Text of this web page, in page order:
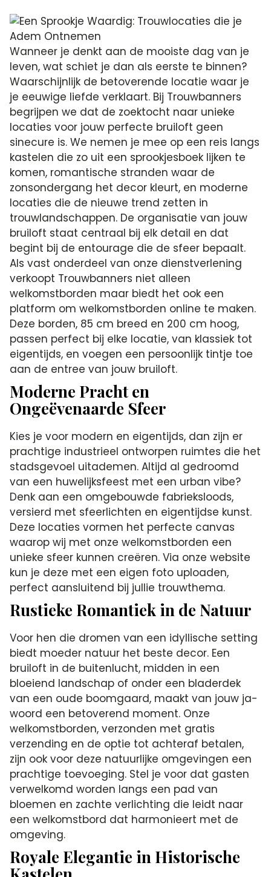
Wanneer je denkt aan de mooiste dag van je
leven, wat schiet je dan als eerste te binnen?
Waarschijnlijk de betoverende locatie waar je
je eeuwige liefde verklaart. Bij Trouwbanners
begrijpen we dat de zoektocht naar unieke
locaties voor jouw perfecte bruiloft geen
sinecure is. We nemen je mee op een reis langs
kastelen die zo uit een sprookjesboek lijken te
komen, romantische stranden waar de
zonsondergang het decor kleurt, en moderne
locaties die de nieuwe trend zetten in
trouwlandschappen. De organisatie van jouw
bruiloft staat centraal bij elk detail en dat
begint bij de entourage die de sfeer bepaalt.
Als vast onderdeel van onze dienstverlening
verkoopt Trouwbanners niet alleen
welkomstborden maar biedt het ook een
platform om welkomstborden online te maken.
Deze borden, 85 cm breed en 200 cm hoog,
passen perfect bij elke locatie, van klassiek tot
eigentijds, en voegen een persoonlijk tintje toe
aan de entree van jouw bruiloft.
Moderne Pracht en
Ongeëvenaarde Sfeer
Kies je voor modern en eigentijds, dan zijn er
prachtige industrieel ontworpen ruimtes die het
stadsgevoel uitademen. Altijd al gedroomd
van een huwelijksfeest met een urban vibe?
Denk aan een omgebouwde fabrieksloods,
versierd met sfeerlichten en eigentijdse kunst.
Deze locaties vormen het perfecte canvas
waarop wij met onze welkomstborden een
unieke sfeer kunnen creëren. Via onze website
kun je deze met een eigen foto uploaden,
perfect aansluitend bij jullie trouwthema.
Rustieke Romantiek in de Natuur
Voor hen die dromen van een idyllische setting
biedt moeder natuur het beste decor. Een
bruiloft in de buitenlucht, midden in een
bloeiend landschap of onder een bladerdek
van een oude boomgaard, maakt van jouw ja-
woord een betoverend moment. Onze
welkomstborden, verzonden met gratis
verzending en de optie tot achteraf betalen,
zijn ook voor deze natuurlijke omgevingen een
prachtige toevoeging. Stel je voor dat gasten
verwelkomd worden langs een pad van
bloemen en zachte verlichting die leidt naar
een welkomstbord dat harmonieert met de
omgeving.
Royale Elegantie in Historische